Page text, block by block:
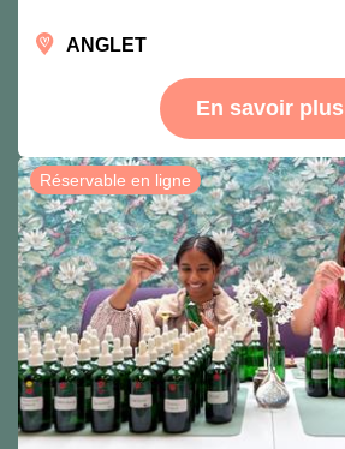
ANGLET
En savoir plus
Réservable en ligne